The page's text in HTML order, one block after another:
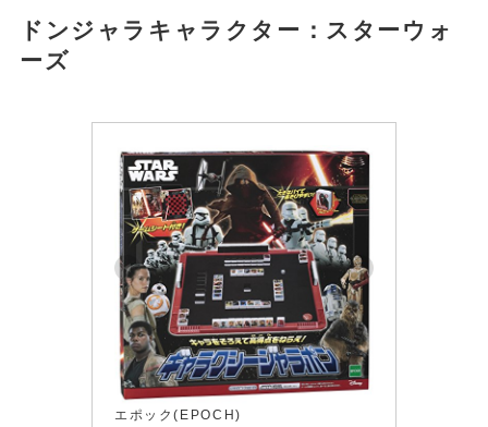
ドンジャラキャラクター： スターウォ
ーズ
エポック(EPOCH)